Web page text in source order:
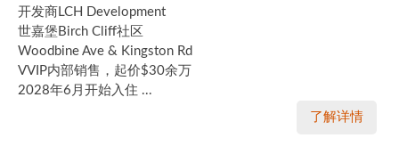
开发商LCH Development
世嘉堡Birch Cliff社区
Woodbine Ave & Kingston Rd
VVIP内部销售，起价$30余万
2028年6月开始入住 ...
了解详情